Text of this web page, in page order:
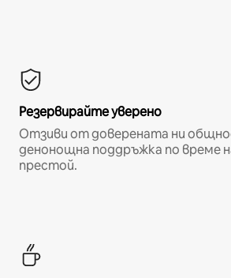
Резервирайте уверено
Отзиви от доверената ни
денонощна поддръжка по време
престой.